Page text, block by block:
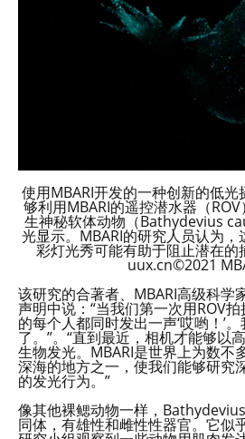
使用MBARI开发的一种创新的低
够利用MBARI的遥控潜水器（
生神秘软体动物（Bathydevius
光显示。MBARI的研究人员认为
彩灯光秀可能有助于阻止潜在的
uux.cn©2021
该研究的合著者、MBARI高级科学
声明中说：“当我们第一次用ROV
的每个人都同时发出一声‘哎哟！’
了。”。“直到最近，相机才能够以
生物发光。MBARI是世界上为数不
深海的地方之一，使我们能够研究
的发光行为。”
像其他裸鳃动物一样，
同体，有雄性和雌性性器官。它似